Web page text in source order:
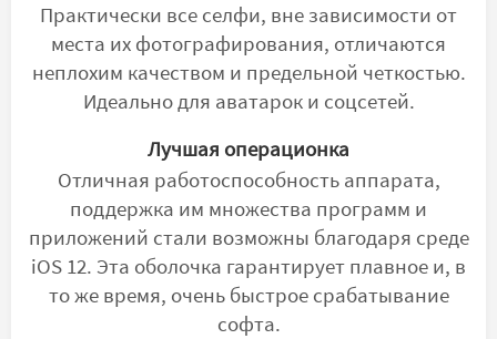
Практически все селфи, вне зависимости от
места их фотографирования, отличаются
неплохим качеством и предельной четкостью.
Идеально для аватарок и соцсетей.
Лучшая операционка
Отличная работоспособность аппарата,
поддержка им множества программ и
приложений стали возможны благодаря среде
iOS 12. Эта оболочка гарантирует плавное и, в
то же время, очень быстрое срабатывание
софта.